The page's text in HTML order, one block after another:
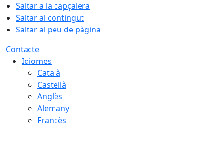
Saltar a la capçalera
Saltar al contingut
Saltar al peu de pàgina
Contacte
Idiomes
Català
Castellà
Anglès
Alemany
Francès